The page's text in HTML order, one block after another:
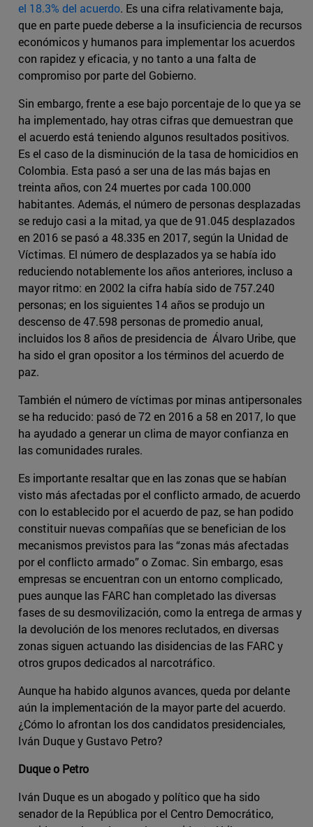
el 18.3% del acuerdo. Es una cifra relativamente baja,
que en parte puede deberse a la insuficiencia de recursos
económicos y humanos para implementar los acuerdos
con rapidez y eficacia, y no tanto a una falta de
compromiso por parte del Gobierno.
Sin embargo, frente a ese bajo porcentaje de lo que ya se
ha implementado, hay otras cifras que demuestran que
el acuerdo está teniendo algunos resultados positivos.
Es el caso de la disminución de la tasa de homicidios en
Colombia. Esta pasó a ser una de las más bajas en
treinta años, con 24 muertes por cada 100.000
habitantes. Además, el número de personas desplazadas
se redujo casi a la mitad, ya que de 91.045 desplazados
en 2016 se pasó a 48.335 en 2017, según la Unidad de
Víctimas. El número de desplazados ya se había ido
reduciendo notablemente los años anteriores, incluso a
mayor ritmo: en 2002 la cifra había sido de 757.240
personas; en los siguientes 14 años se produjo un
descenso de 47.598 personas de promedio anual,
incluidos los 8 años de presidencia de Álvaro Uribe, que
ha sido el gran opositor a los términos del acuerdo de
paz.
También el número de víctimas por minas antipersonales
se ha reducido: pasó de 72 en 2016 a 58 en 2017, lo que
ha ayudado a generar un clima de mayor confianza en
las comunidades rurales.
Es importante resaltar que en las zonas que se habían
visto más afectadas por el conflicto armado, de acuerdo
con lo establecido por el acuerdo de paz, se han podido
constituir nuevas compañías que se benefician de los
mecanismos previstos para las “zonas más afectadas
por el conflicto armado” o Zomac. Sin embargo, esas
empresas se encuentran con un entorno complicado,
pues aunque las FARC han completado las diversas
fases de su desmovilización, como la entrega de armas y
la devolución de los menores reclutados, en diversas
zonas siguen actuando las disidencias de las FARC y
otros grupos dedicados al narcotráfico.
Aunque ha habido algunos avances, queda por delante
aún la implementación de la mayor parte del acuerdo.
¿Cómo lo afrontan los dos candidatos presidenciales,
Iván Duque y Gustavo Petro?
Duque o Petro
Iván Duque es un abogado y político que ha sido
senador de la República por el Centro Democrático,